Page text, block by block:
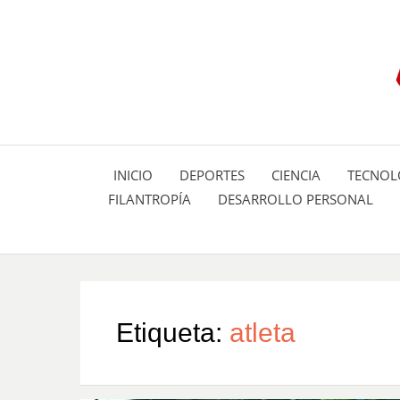
INICIO DEPORTES CIENCIA
FILANTROPÍA
DESARROLLO PERSONAL
Etiqueta: atleta